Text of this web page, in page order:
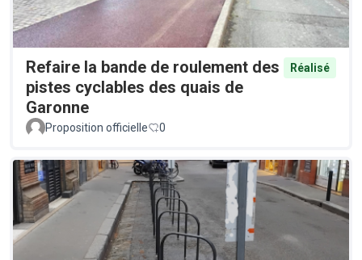
Refaire la bande de roulement des
pistes cyclables des quais de
Garonne
Réalisé
Proposition officielle 0